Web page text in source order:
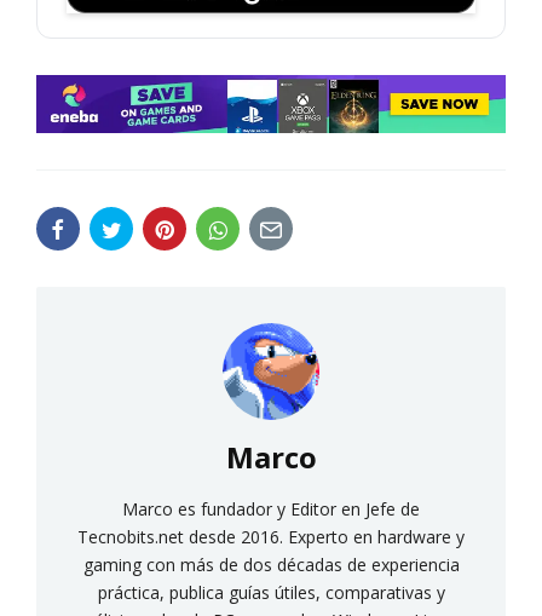
Marco
Marco es fundador y Editor en Jefe de
Tecnobits.net desde 2016. Experto en hardware y
gaming con más de dos décadas de experiencia
práctica, publica guías útiles, comparativas y